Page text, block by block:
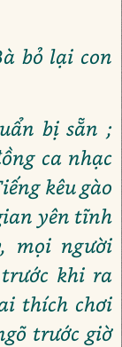
bỏ lại con
bị sẵn ;
ca nhạc
kêu gào
yên tĩnh
mọi người
khi ra
thích chơi
trước giờ